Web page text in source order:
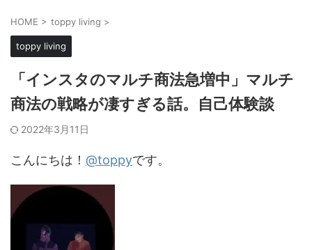
HOME > toppy living >
toppy living
「インスタのマルチ商法急増中」マルチ
商法の戦略が凄すぎる話。自己体験談
2022年3月11日
こんにちは！ @toppyです。